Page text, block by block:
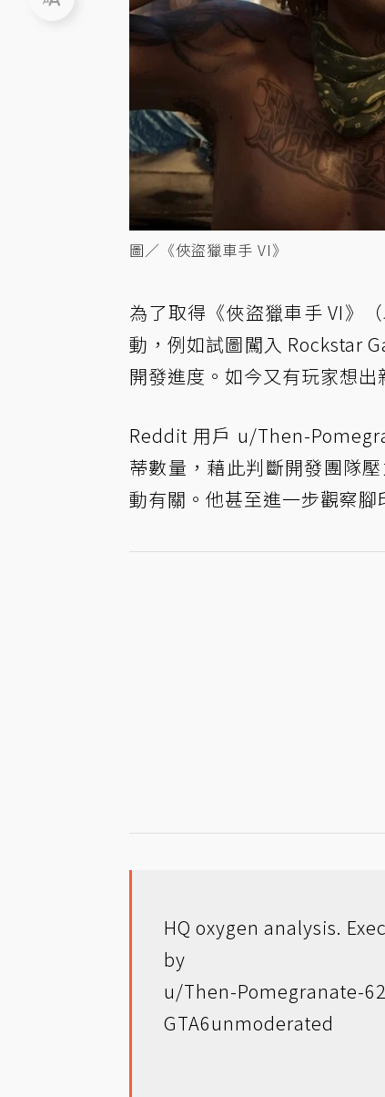
圖／《俠盜獵車手 VI》
為了取得《俠盜獵車手 VI》
動，例如試圖闖入 Rockstar
開發進度。如今又有玩家想出
Reddit 用戶 u/Then-
蒂數量，藉此判斷開發團隊
動有關。他甚至進一步觀察腳
HQ oxygen analysis.
by
u/Then-Pomegranate-
GTA6unmoderated